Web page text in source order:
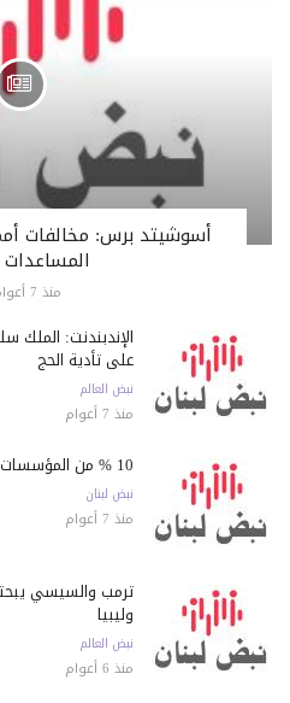
أسوشيتد برس: مخالفات
المساعدات
منذ 7 أعوام
الإندبندنت: الملك
على تأدية الحج
نبض العالم
منذ 7 أعوام
10 % من المؤسسات أقفلت في بيروت خلال عام واحد
نبض لبنان
منذ 7 أعوام
ترمب والسيسي
وليبيا
نبض العالم
منذ 6 أعوام